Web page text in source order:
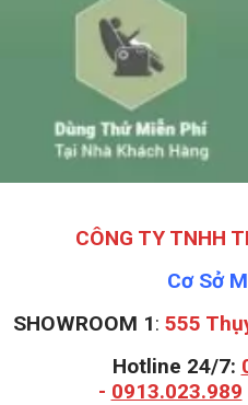
CÔNG TY TNHH
Cơ Sở
SHOWROOM 1: 555
Hotline 24/7:
- 0913.023.989